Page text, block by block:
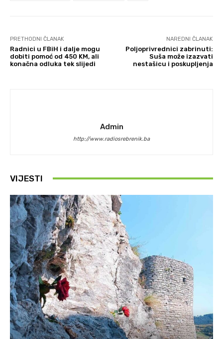
PRETHODNI ČLANAK
Radnici u FBiH i dalje mogu
dobiti pomoć od 450 KM, ali
konačna odluka tek slijedi
NAREDNI ČLANAK
Poljoprivrednici zabrinuti:
Suša može izazvati
nestašicu i poskupljenja
Admin
http://www.radiosrebrenik.ba
VIJESTI